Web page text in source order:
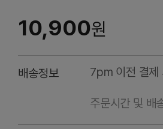
10,900원
배송정보 7pm 이전 결제
주문시간 및 배